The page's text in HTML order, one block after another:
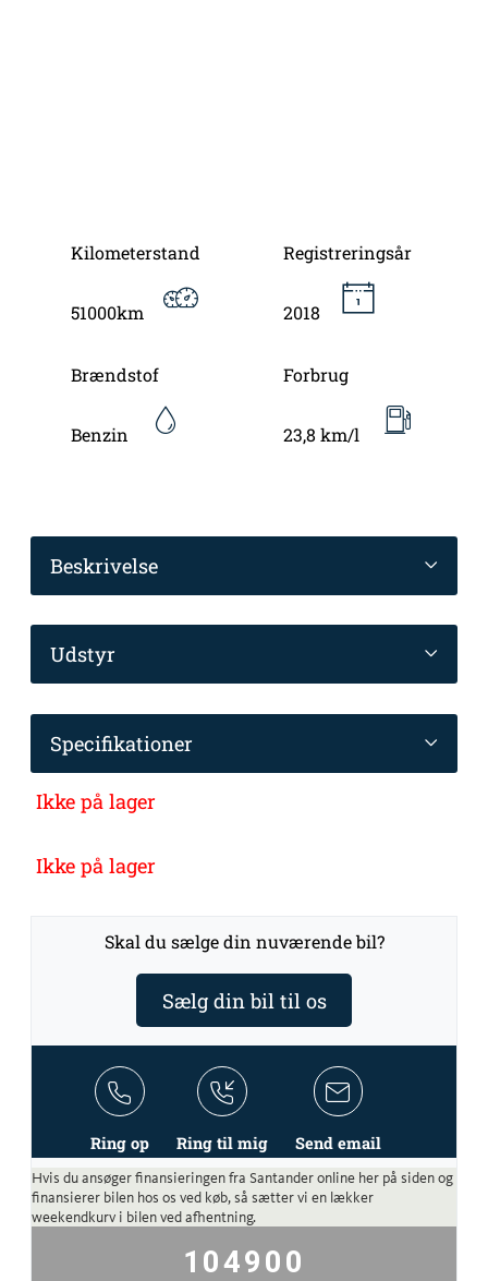
Kilometerstand
51000km
Registreringsår
2018
Brændstof
Benzin
Forbrug
23,8 km/l
Beskrivelse
Udstyr
Specifikationer
Ikke på lager
Ikke på lager
Skal du sælge din nuværende bil?
Sælg din bil til os
Ring op Ring til mig Send email
Hvis du ansøger finansieringen fra Santander online her på siden og
finansierer bilen hos os ved køb, så sætter vi en lækker
weekendkurv i bilen ved afhentning.
104900